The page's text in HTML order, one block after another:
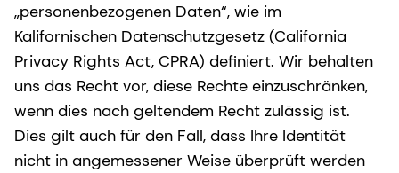
„personenbezogenen Daten“, wie im
Kalifornischen Datenschutzgesetz (California
Privacy Rights Act, CPRA) definiert. Wir behalten
uns das Recht vor, diese Rechte einzuschränken,
wenn dies nach geltendem Recht zulässig ist.
Dies gilt auch für den Fall, dass Ihre Identität
nicht in angemessener Weise überprüft werden